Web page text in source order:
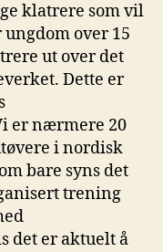
klatrere som vil
over 15
ut over det
Dette er
er nærmere 20
i nordisk
bare syns det
trening
det er aktuelt å